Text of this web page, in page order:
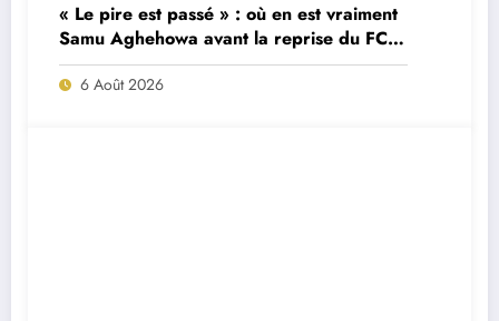
« Le pire est passé » : où en est vraiment
Samu Aghehowa avant la reprise du FC
Porto ?
6 Août 2026